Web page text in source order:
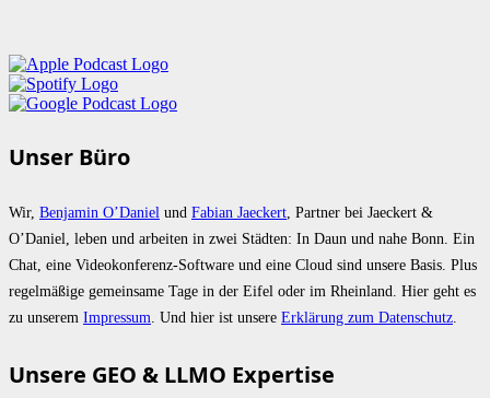
Unser Büro
Wir, Benjamin O’Daniel und Fabian Jaeckert , Partner bei Jaeckert &
O’Daniel, leben und arbeiten in zwei Städten: In Daun und nahe Bonn. Ein
Chat, eine Videokonferenz-Software und eine Cloud sind unsere Basis. Plus
regelmäßige gemeinsame Tage in der Eifel oder im Rheinland. Hier geht es
zu unserem Impressum . Und hier ist unsere Erklärung zum Datenschutz
Unsere GEO & LLMO Expertise